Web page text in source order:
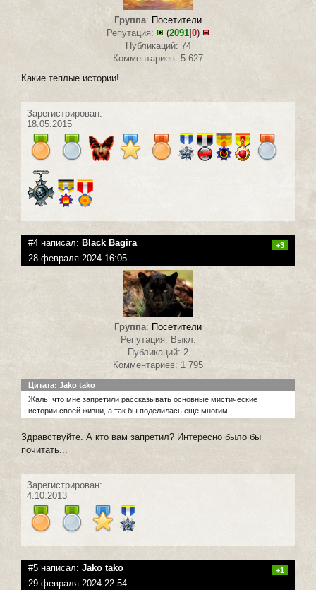
Группа: Посетители
Репутация:
(2091 0)
Публикаций: 74
Комментариев: 5 627
Какие теплые истории!
Зарегистрирован:
18.05.2015
#4 написал: Black Bagira +3
28 февраля 2024 16:05
Группа: Посетители
Репутация: Выкл.
Публикаций: 2
Комментариев: 1 795
Цитата: Jako tako
Жаль, что мне запретили рассказывать основные мистические
истории своей жизни, а так бы поделилась еще многим
Здравствуйте. А кто вам запретил? Интересно было бы
почитать...
Зарегистрирован:
4.10.2013
#5 написал: Jako tako +1
29 февраля 2024 22:54